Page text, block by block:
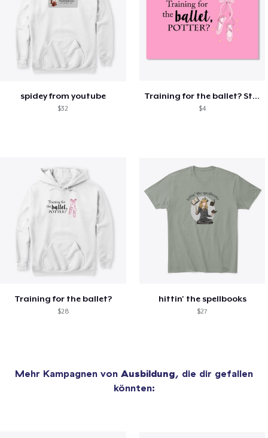
spidey from youtube
$32
Training for the ballet? Sticker
$4
Training for the ballet?
$28
hittin' the spellbooks
$27
Mehr Kampagnen von Ausbildung, die dir gefallen
könnten: